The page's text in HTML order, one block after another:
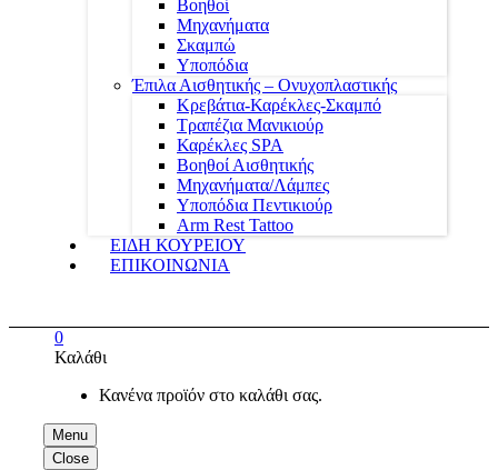
Βοηθοί
Μηχανήματα
Σκαμπώ
Υποπόδια
Έπιλα Αισθητικής – Ονυχοπλαστικής
Κρεβάτια-Καρέκλες-Σκαμπό
Τραπέζια Μανικιούρ
Καρέκλες SPA
Βοηθοί Αισθητικής
Μηχανήματα/Λάμπες
Υποπόδια Πεντικιούρ
Arm Rest Tattoo
ΕΙΔΗ ΚΟΥΡΕΙΟΥ
ΕΠΙΚΟΙΝΩΝΙΑ
Menu
Close
0
Καλάθι
Κανένα προϊόν στο καλάθι σας.